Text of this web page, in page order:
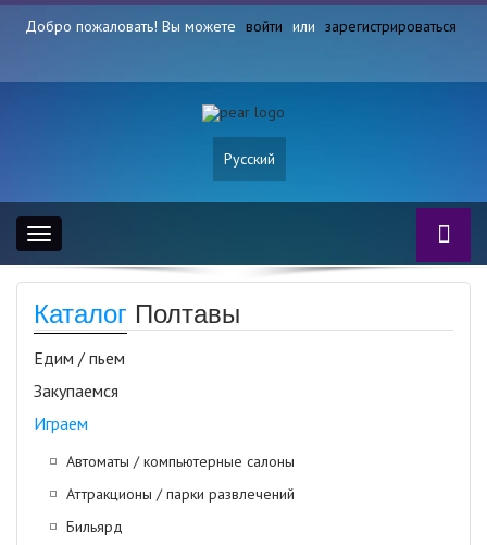
Добро пожаловать! Вы можете войти или зарегистрироваться
Русский
Toggle
navigation
Каталог Полтавы
Едим / пьем
Закупаемся
Играем
Автоматы / компьютерные салоны
Аттракционы / парки развлечений
Бильярд